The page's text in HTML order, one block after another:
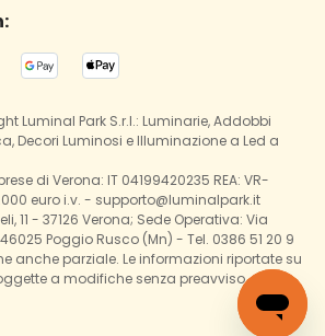
Luminal Park S.r.l.: Luminarie, Addobbi
Decori Luminosi e Illuminazione a Led a
di Verona: IT 04199420235 REA: VR-
euro i.v. - supporto@luminalpark.it
11 - 37126 Verona; Sede Operativa: Via
Poggio Rusco (Mn) - Tel. 0386 51 20 9
anche parziale. Le informazioni riportate su
a modifiche senza preavviso.